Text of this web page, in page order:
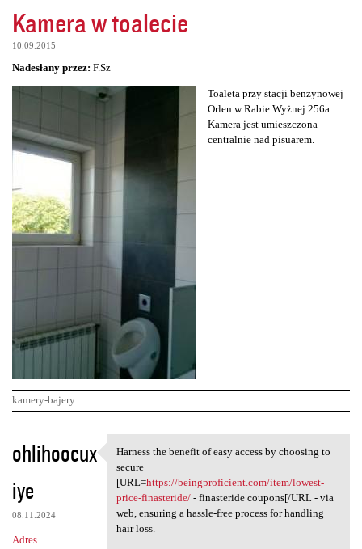
Kamera w toalecie
10.09.2015
Nadesłany przez: F.Sz
Toaleta przy stacji benzynowej
Orlen w Rabie Wyżnej 256a.
Kamera jest umieszczona
centralnie nad pisuarem.
kamery-bajery
K
o
m
e
n
ohlihoocux
iye
08.11.2024
Adres
Harness the benefit of easy
Harness the benefit of easy access by choosing to
secure
[URL=https://beingproficient.com/item/lowest-
price-finasteride/- finasteride coupons[/URL - via
web, ensuring a hassle-free process for handling
hair loss.